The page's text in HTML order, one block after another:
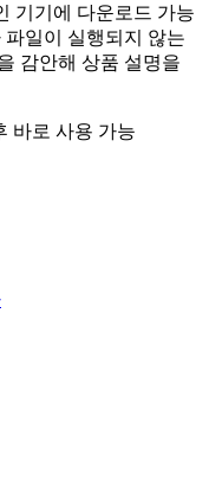
기기에 다운로드 가능
일이 실행되지 않는
감안해 상품 설명을
바로 사용 가능